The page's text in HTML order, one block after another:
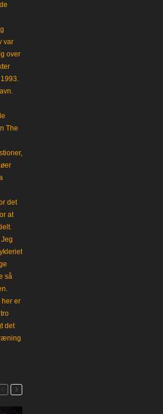
var
over
The
det
at
så
her er
det